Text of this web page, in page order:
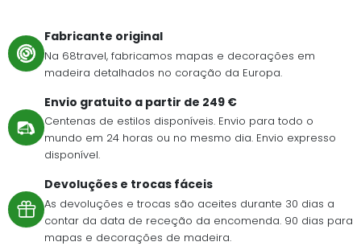
Fabricante original
Na 68travel, fabricamos mapas e decorações em
madeira detalhados no coração da Europa.
Envio gratuito a partir de 249 €
Centenas de estilos disponíveis. Envio para todo o
mundo em 24 horas ou no mesmo dia. Envio expresso
disponível.
Devoluções e trocas fáceis
As devoluções e trocas são aceites durante 30 dias a
contar da data de receção da encomenda. 90 dias para
mapas e decorações de madeira.